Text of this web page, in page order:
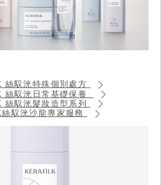
絲馭洸特殊個別處方
絲馭洸日常基礎保養
絲馭洸髮妝造型系列
馭洸沙龍專家服務